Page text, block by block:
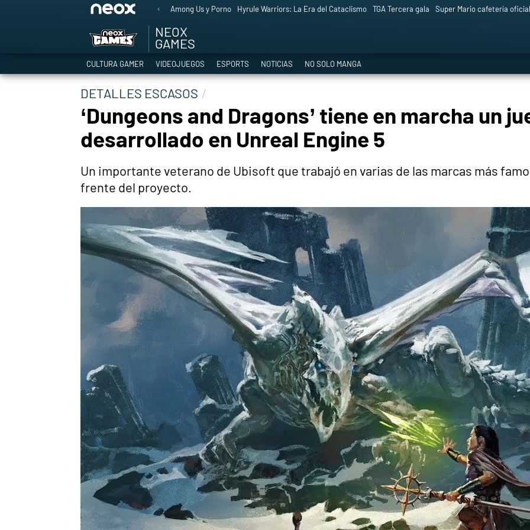
Among Us y Porno Hyrule Warriors: La Era del Cataclismo TGA Tercera gala Super Mario cafetería oficial
NEOX
GAMES
CULTURA GAMER VIDEOJUEGOS ESPORTS NOTICIAS NO SOLO MANGA
DETALLES ESCASOS
‘Dungeons and Dragons’ tiene en marcha un
desarrollado en Unreal Engine 5
Un importante veterano de Ubisoft que trabajó en varias de las marcas más
frente del proyecto.